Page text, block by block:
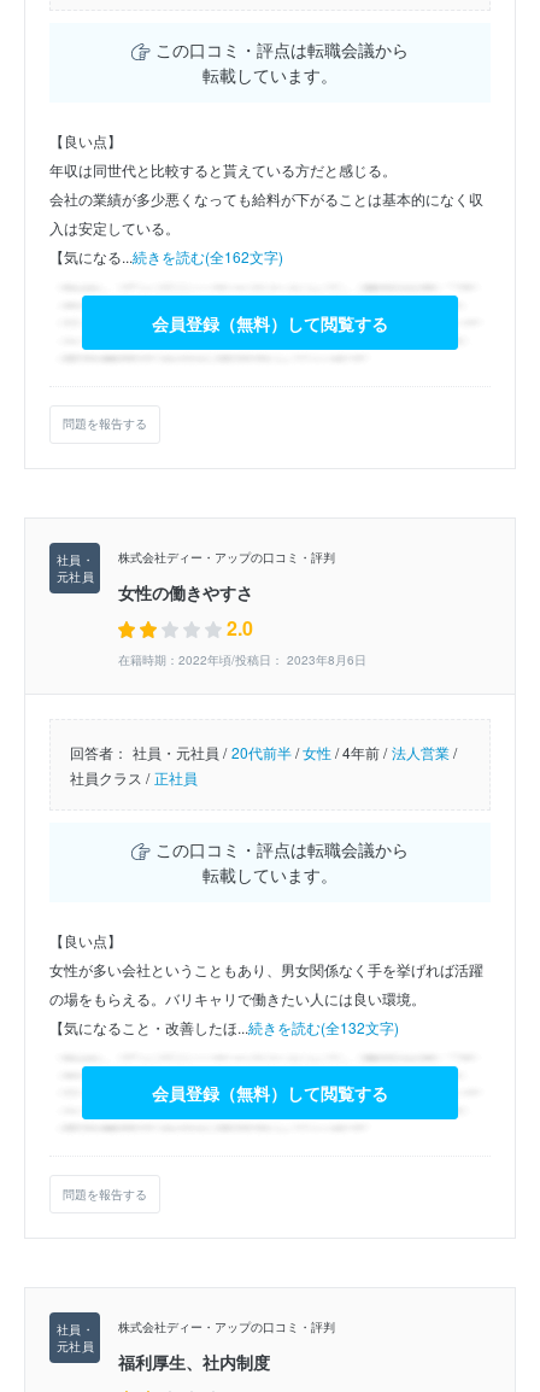
この口コミ・評点は転職会議から
転載しています。
【良い点】
年収は同世代と比較すると貰えている方だと感じる。
会社の業績が多少悪くなっても給料が下がることは基本的になく収
入は安定している。
【気になる...続きを読む(全162文字)
会員登録（無料）して閲覧する
問題を報告する
株式会社ディー・アップの口コミ・評判
女性の働きやすさ
2.0
在籍時期：2022年頃/投稿日： 2023年8月6日
回答者： 社員・元社員 / 20代前半/女性/4年前 / 法人営業/
社員クラス / 正社員
この口コミ・評点は転職会議から
転載しています。
【良い点】
女性が多い会社ということもあり、男女関係なく手を挙げれば活躍
の場をもらえる。バリキャリで働きたい人には良い環境。
【気になること・改善したほ...続きを読む(全132文字)
会員登録（無料）して閲覧する
問題を報告する
株式会社ディー・アップの口コミ・評判
福利厚生、社内制度